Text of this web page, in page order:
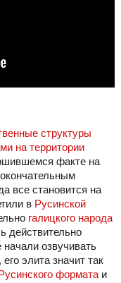
структуры
на территории
факте на
все становится на
в Русинской
галицкого народа
действительно
озвучивать
его элита значит так
форматаи